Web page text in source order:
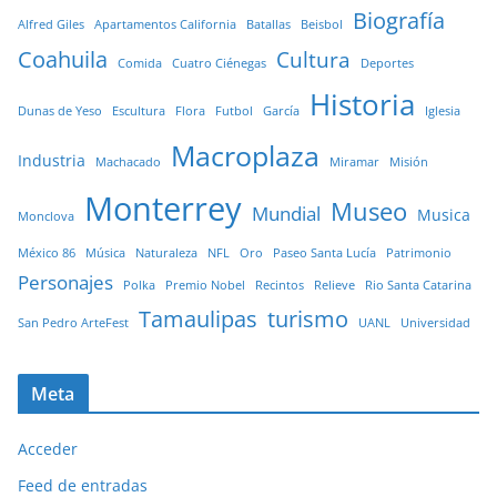
Alfred Giles Apartamentos California Batallas Beisbol
Biografía
Coahuila
Comida Cuatro Ciénegas Cultura Deportes
Dunas de Yeso Escultura Flora Futbol García Historia Iglesia
Industria Machacado Macroplaza Miramar Misión
Monclova Monterrey Mundial Museo Musica
México 86 Música Naturaleza NFL Oro Paseo Santa Lucía Patrimonio
Personajes Polka Premio Nobel Recintos Relieve Rio Santa Catarina
San Pedro ArteFest Tamaulipas turismo UANL Universidad
Meta
Acceder
Feed de entradas